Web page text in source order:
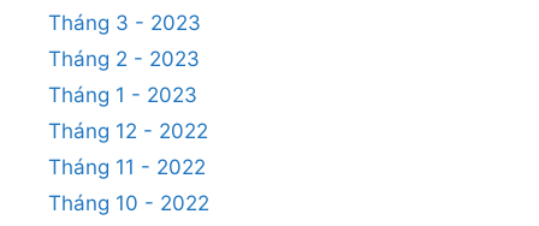
Tháng 3 - 2023
Tháng 2 - 2023
Tháng 1 - 2023
Tháng 12 - 2022
Tháng 11 - 2022
Tháng 10 - 2022